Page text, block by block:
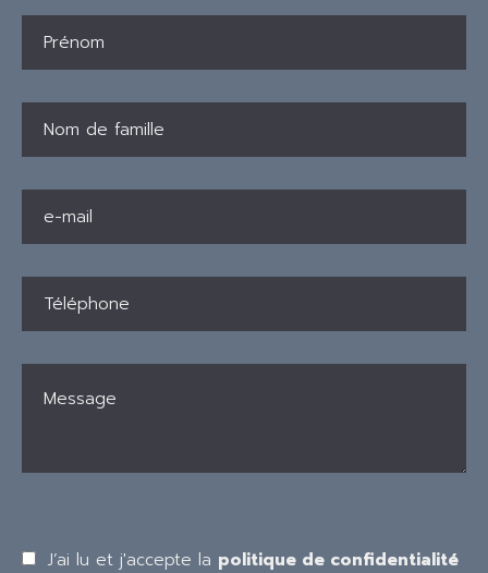
J’ai lu et j'accepte la politique de confidentialité